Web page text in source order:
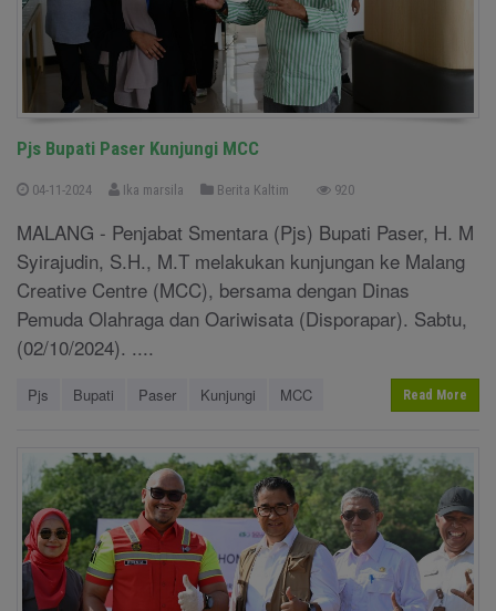
Pjs Bupati Paser Kunjungi MCC
04-11-2024 Ika marsila Berita Kaltim 920
MALANG - Penjabat Smentara (Pjs) Bupati Paser, H. M
Syirajudin, S.H., M.T melakukan kunjungan ke Malang
Creative Centre (MCC), bersama dengan Dinas
Pemuda Olahraga dan Oariwisata (Disporapar). Sabtu,
(02/10/2024). ....
Pjs Bupati Paser Kunjungi MCC Read More